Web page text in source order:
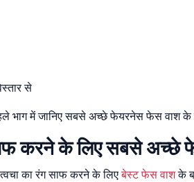
से
भाग में जानिए सबसे अच्छे फेयरनेस फेस वाश के
करने के लिए सबसे अच्छे
का रंग साफ करने के लिएबेस्ट फेस वाशके